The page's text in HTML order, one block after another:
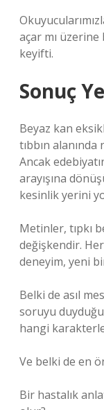
açar mı
keyifti.
Sonuç
Beyaz kan
tıbbın
Ancak
arayışına
kesinlik yerini
Metinler, tıpkı
değişkendir.
deneyim, yeni
Belki de asıl
soruyu
hangi
Ve belki de en
Bir hastalık